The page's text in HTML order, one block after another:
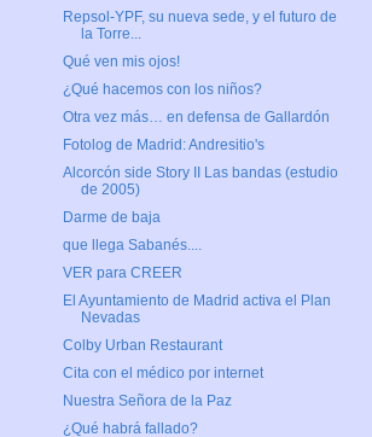
Repsol-YPF, su nueva sede, y el futuro de
la Torre...
Qué ven mis ojos!
¿Qué hacemos con los niños?
Otra vez más… en defensa de Gallardón
Fotolog de Madrid: Andresitio's
Alcorcón side Story II Las bandas (estudio
de 2005)
Darme de baja
que llega Sabanés....
VER para CREER
El Ayuntamiento de Madrid activa el Plan
Nevadas
Colby Urban Restaurant
Cita con el médico por internet
Nuestra Señora de la Paz
¿Qué habrá fallado?